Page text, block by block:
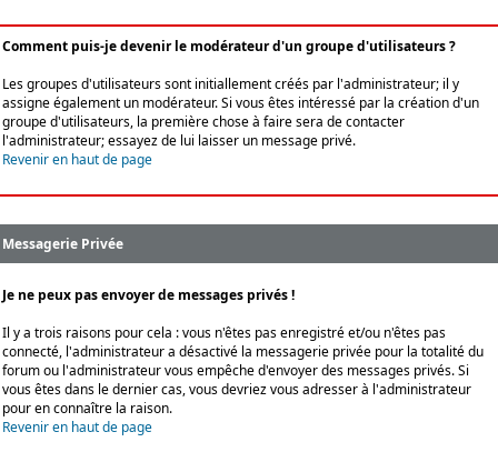
Comment puis-je devenir le modérateur d'un groupe d'utilisateurs ?
Les groupes d'utilisateurs sont initiallement créés par l'administrateur; il y
assigne également un modérateur. Si vous êtes intéressé par la création d'un
groupe d'utilisateurs, la première chose à faire sera de contacter
l'administrateur; essayez de lui laisser un message privé.
Revenir en haut de page
Messagerie Privée
Je ne peux pas envoyer de messages privés !
Il y a trois raisons pour cela : vous n'êtes pas enregistré et/ou n'êtes pas
connecté, l'administrateur a désactivé la messagerie privée pour la totalité du
forum ou l'administrateur vous empêche d'envoyer des messages privés. Si
vous êtes dans le dernier cas, vous devriez vous adresser à l'administrateur
pour en connaître la raison.
Revenir en haut de page